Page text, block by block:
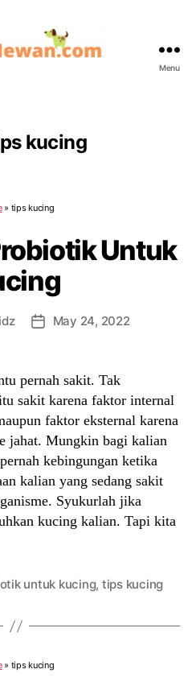
Menu
kucing
» tips kucing
Untuk
PostMay 24, 2022
pernah sakit. Tak
sakit karena faktor internal
faktor eksternal karena
jahat. Mungkin bagi kalian
kebingungan ketika
kalian yang sedang sakit
Syukurlah jika
kucing kalian. Tapi kita
untuk kucing, tips kucing
» tips kucing